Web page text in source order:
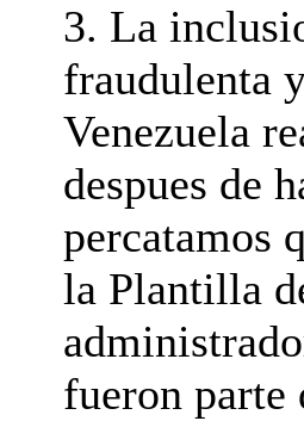
3. La
fraudulenta
Venezuela
despues de
percatamos
la Plantilla
fueron